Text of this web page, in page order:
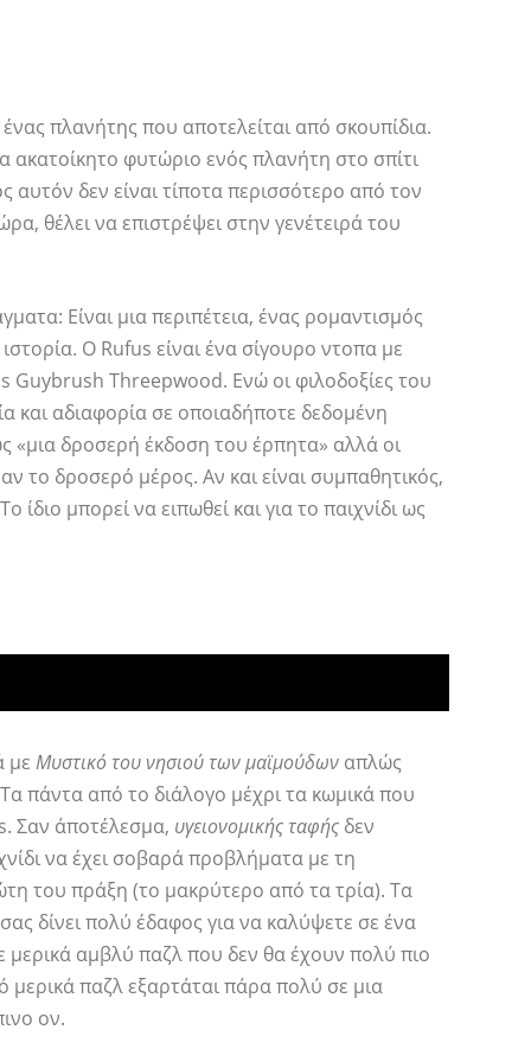
πλανήτης που αποτελείται από σκουπίδια.
ακατοίκητο φυτώριο ενός πλανήτη στο σπίτι
δεν είναι τίποτα περισσότερο από τον
θέλει να επιστρέψει στην γενέτειρά του
Είναι μια περιπέτεια, ένας ρομαντισμός
Ο Rufus είναι ένα σίγουρο ντοπα με
Guybrush Threepwood. Ενώ οι φιλοδοξίες του
και αδιαφορία σε οποιαδήποτε δεδομένη
«μια δροσερή έκδοση του έρπητα» αλλά οι
το δροσερό μέρος. Αν και είναι συμπαθητικός,
μπορεί να ειπωθεί και για το παιχνίδι ως
με Μυστικό του νησιού των μαϊμούδων απλώς
πάντα από το διάλογο μέχρι τα κωμικά που
Σαν άποτέλεσμα, υγειονομικής ταφής δεν
να έχει σοβαρά προβλήματα με τη
του πράξη (το μακρύτερο από τα τρία). Τα
δίνει πολύ έδαφος για να καλύψετε σε ένα
αμβλύ παζλ που δεν θα έχουν πολύ πιο
παζλ εξαρτάται πάρα πολύ σε μια
ον.